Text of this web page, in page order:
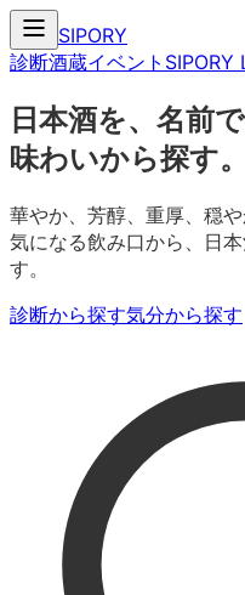
SIPORY
診断酒蔵イベント SIPORY
日本酒を、名前
味わいから探す。
華やか、芳醇、重厚、穏や
気になる飲み口から、日
す。
診断から探す気分から探す